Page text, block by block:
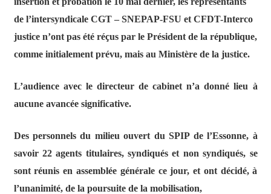
de l’intersyndicale CGT – SNEPAP-FSU et CFDT-Interco
justice n’ont pas été réçus par le Président de la république,
comme initialement prévu, mais au Ministère de la justice.
L’audience avec le directeur de cabinet n’a donné lieu à
aucune avancée significative.
Des personnels du milieu ouvert du SPIP de l’Essonne, à
savoir 22 agents titulaires, syndiqués et non syndiqués, se
sont réunis en assemblée générale ce jour, et ont décidé, à
l’unanimité, de la poursuite de la mobilisation,